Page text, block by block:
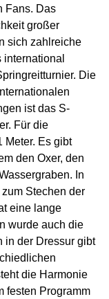
Fans. Das
großer
sich zahlreiche
Die
ist das S-
Für die
Meter. Es gibt
den Oxer, den
In
Stechen der
eine lange
wurde auch die
in der Dressur gibt
die Harmonie
festen Programm